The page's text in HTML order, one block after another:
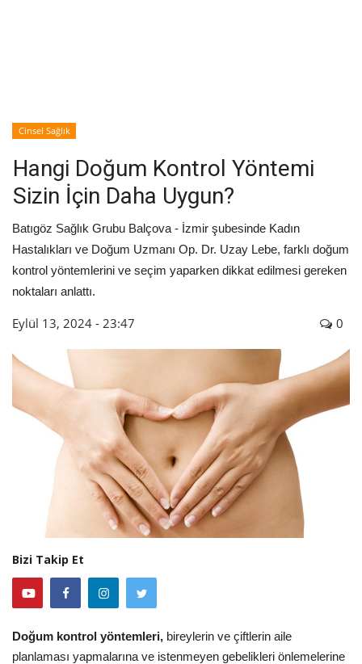
Tanı-Tedavi
Cinsel Sağlık
Hangi Doğum Kontrol Yöntemi
Sizin İçin Daha Uygun?
Batıgöz Sağlık Grubu Balçova - İzmir şubesinde Kadın
Hastalıkları ve Doğum Uzmanı Op. Dr. Uzay Lebe, farklı doğum
kontrol yöntemlerini ve seçim yaparken dikkat edilmesi gereken
noktaları anlattı.
Eylül 13, 2024 - 23:47 0
Bizi Takip Et
Doğum kontrol yöntemleri, bireylerin ve çiftlerin aile
planlaması yapmalarına ve istenmeyen gebelikleri önlemelerine